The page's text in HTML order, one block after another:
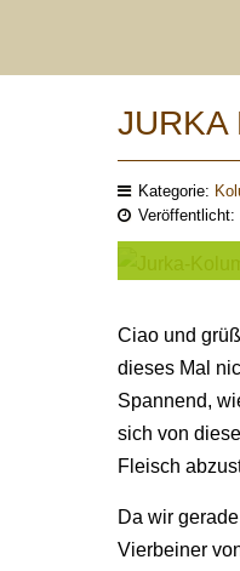
JURKA
Kategorie:
Veröffentlicht:
Ciao und
dieses Mal
Spannend,
sich von
Fleisch
Da wir
Vierbeiner